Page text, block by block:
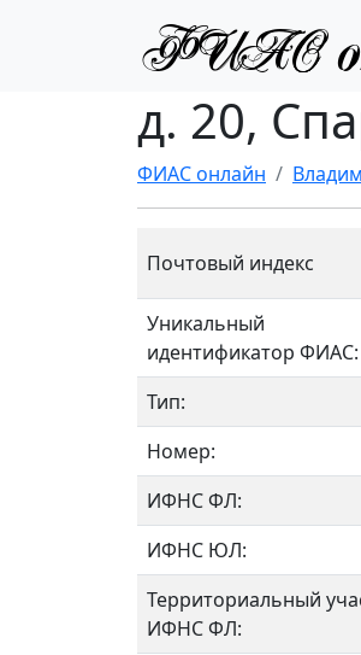
д. 20,
ФИАС онлайн
Почтовый индекс
Уникальный
идентификатор ФИАС:
Тип:
Номер:
ИФНС ФЛ:
ИФНС ЮЛ:
Территориальный
ИФНС ФЛ: